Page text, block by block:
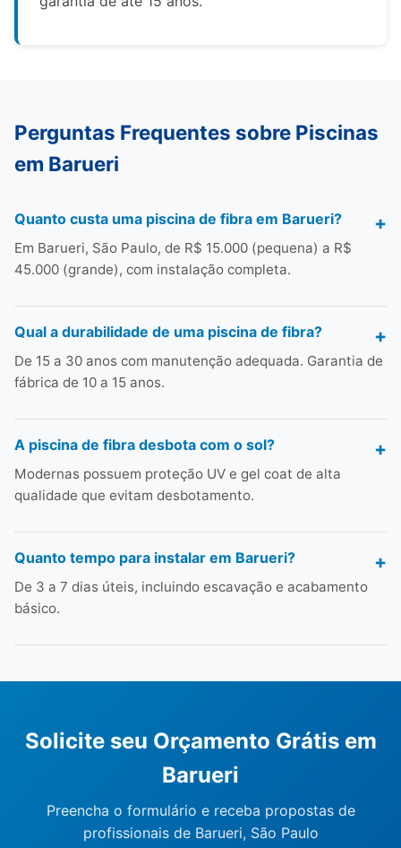
Perguntas Frequentes sobre Piscinas
em Barueri
Quanto custa uma piscina de fibra em Barueri?
Em Barueri, São Paulo, de R$ 15.000 (pequena) a R$
45.000 (grande), com instalação completa.
Qual a durabilidade de uma piscina de fibra?
De 15 a 30 anos com manutenção adequada. Garantia de
fábrica de 10 a 15 anos.
A piscina de fibra desbota com o sol?
Modernas possuem proteção UV e gel coat de alta
qualidade que evitam desbotamento.
Quanto tempo para instalar em Barueri?
De 3 a 7 dias úteis, incluindo escavação e acabamento
básico.
Solicite seu Orçamento Grátis em
Barueri
Preencha o formulário e receba propostas de
profissionais de Barueri, São Paulo